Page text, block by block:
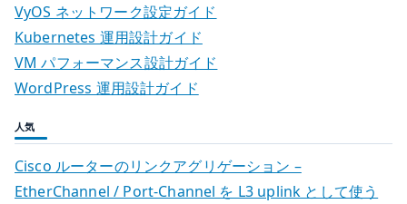
VyOS ネットワーク設定ガイド
Kubernetes 運用設計ガイド
VM パフォーマンス設計ガイド
WordPress 運用設計ガイド
人気
Cisco ルーターのリンクアグリゲーション –
EtherChannel / Port-Channel を L3 uplink として使う